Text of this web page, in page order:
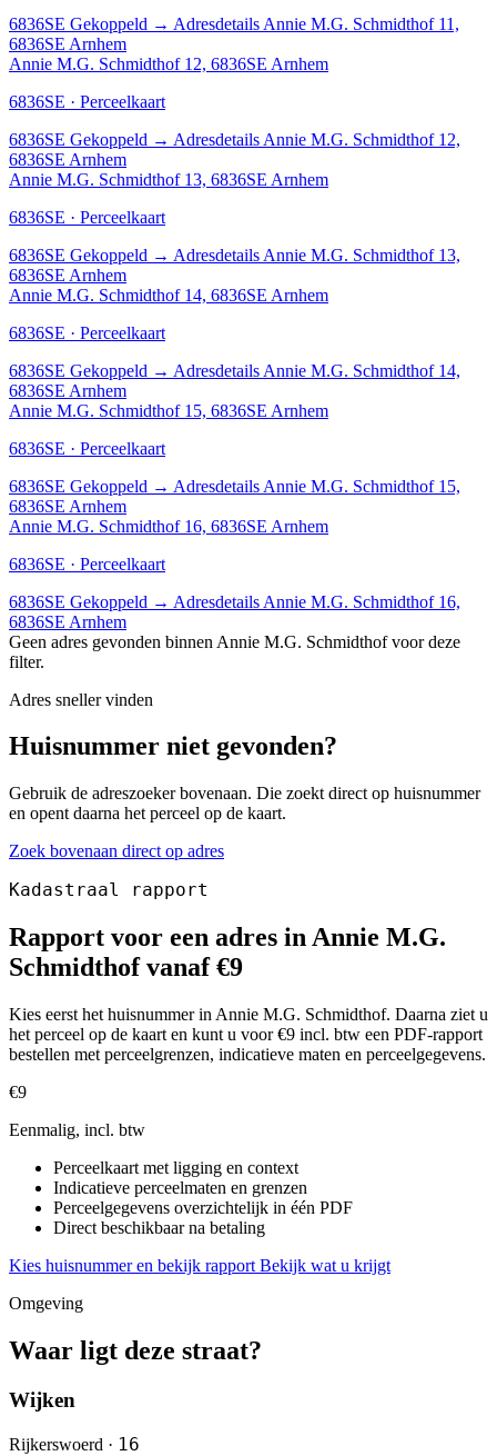
6836SE Gekoppeld → Adresdetails Annie M.G. Schmidthof 11,
6836SE Arnhem
Annie M.G. Schmidthof 12, 6836SE Arnhem
6836SE · Perceelkaart
6836SE Gekoppeld → Adresdetails Annie M.G. Schmidthof 12,
6836SE Arnhem
Annie M.G. Schmidthof 13, 6836SE Arnhem
6836SE · Perceelkaart
6836SE Gekoppeld → Adresdetails Annie M.G. Schmidthof 13,
6836SE Arnhem
Annie M.G. Schmidthof 14, 6836SE Arnhem
6836SE · Perceelkaart
6836SE Gekoppeld → Adresdetails Annie M.G. Schmidthof 14,
6836SE Arnhem
Annie M.G. Schmidthof 15, 6836SE Arnhem
6836SE · Perceelkaart
6836SE Gekoppeld → Adresdetails Annie M.G. Schmidthof 15,
6836SE Arnhem
Annie M.G. Schmidthof 16, 6836SE Arnhem
6836SE · Perceelkaart
6836SE Gekoppeld → Adresdetails Annie M.G. Schmidthof 16,
6836SE Arnhem
Geen adres gevonden binnen Annie M.G. Schmidthof voor deze
filter.
Adres sneller vinden
Huisnummer niet gevonden?
Gebruik de adreszoeker bovenaan. Die zoekt direct op huisnummer
en opent daarna het perceel op de kaart.
Zoek bovenaan direct op adres
Kadastraal rapport
Rapport voor een adres in Annie M.G.
Schmidthof vanaf €9
Kies eerst het huisnummer in Annie M.G. Schmidthof. Daarna ziet u
het perceel op de kaart en kunt u voor €9 incl. btw een PDF-rapport
bestellen met perceelgrenzen, indicatieve maten en perceelgegevens.
€9
Eenmalig, incl. btw
Perceelkaart met ligging en context
Indicatieve perceelmaten en grenzen
Perceelgegevens overzichtelijk in één PDF
Direct beschikbaar na betaling
Kies huisnummer en bekijk rapport Bekijk wat u krijgt
Omgeving
Waar ligt deze straat?
Wijken
Rijkerswoerd · 16